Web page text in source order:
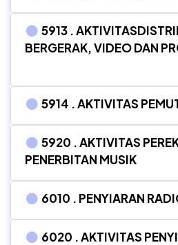
5913 .
BERGERAK, VIDEO DAN
5914 . AKTIVITAS
5920 . AKTIVITAS
PENERBITAN MUSIK
6010 . PENYIARAN
6020 . AKTIVITAS